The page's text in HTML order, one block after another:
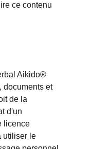
ce contenu
Aikido®
documents et
de la
d'un
licence
utiliser le